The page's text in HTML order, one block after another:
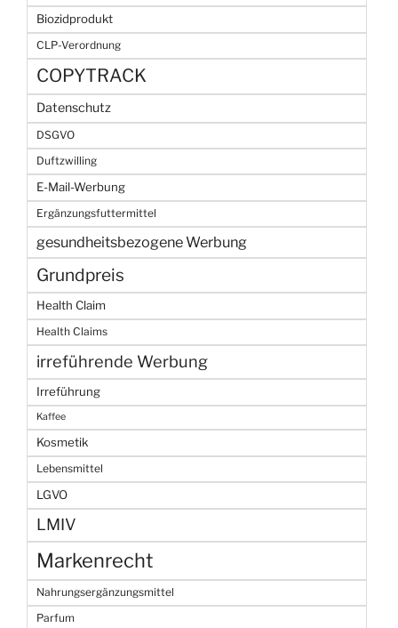
Biozidprodukt
CLP-Verordnung
COPYTRACK
Datenschutz
DSGVO
Duftzwilling
E-Mail-Werbung
Ergänzungsfuttermittel
gesundheitsbezogene Werbung
Grundpreis
Health Claim
Health Claims
irreführende Werbung
Irreführung
Kaffee
Kosmetik
Lebensmittel
LGVO
LMIV
Markenrecht
Nahrungsergänzungsmittel
Parfum